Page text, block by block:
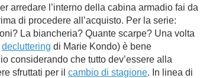
arredare l’interno della cabina armadio fai da
di procedere all’acquisto. Per la serie:
La biancheria? Quante scarpe? Una volta
decluttering di Marie Kondo) è bene
considerando che tutto dev’essere alla
sfruttati per il cambio di stagione. In linea di